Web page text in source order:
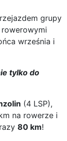
grupy
września i
tylko do
(4 LSP),
na rowerze i
razy 80 km!